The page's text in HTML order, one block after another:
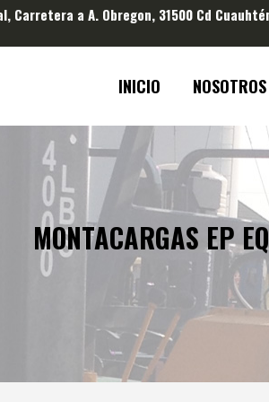
Carretera a A. Obregon, 31500 Cd
INICIO NOSOTROS
MONTACARGAS EP